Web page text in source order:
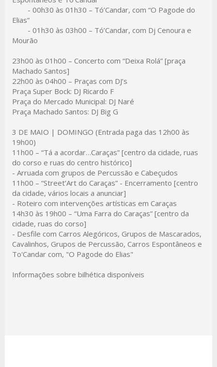
- 00h30 às 01h30 – Tó’Candar, com “O Pagode do
Elias”
- 01h30 às 03h00 – Tó’Candar, com Dj Cenoura e
Mourão
23h00 às 01h00 – Concerto com “Deixa Rolá” [praça
Machado Santos]
22h00 às 04h00 – Praças com DJ’s
Praça Super Bock: DJ Ricardo F
Praça do Mercado Municipal: DJ Naré
Praça Machado Santos: DJ Big G
3 DE MAIO | DOMINGO (Entrada paga das 12h00 às
19h00)
11h00 – “Tá a acordar…Caraças” [centro da cidade, ruas
do corso e ruas do centro histórico]
- Arruada com grupos de Percussão e Cabeçudos
11h00 – “Street’Art do Caraças” - Encerramento [centro
da cidade, vários locais a anunciar]
- Roteiro com intervenções artísticas em Caraças
14h30 às 19h00 – “Uma Farra do Caraças” [centro da
cidade, ruas do corso]
- Desfile com Carros Alegóricos, Grupos de Mascarados,
Cavalinhos, Grupos de Percussão, Carros Espontâneos e
To'Candar com, "O Pagode do Elias"
Informações sobre bilhética disponíveis